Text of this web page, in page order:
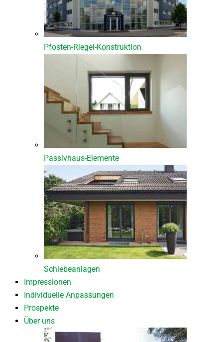
Pfosten-Riegel-Konstruktion
Passivhaus-Elemente
Schiebeanlagen
Impressionen
Individuelle Anpassungen
Prospekte
Über uns